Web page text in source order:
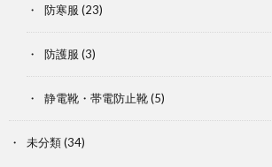
防寒服 (23)
防護服 (3)
静電靴・帯電防止靴(5)
未分類(34)